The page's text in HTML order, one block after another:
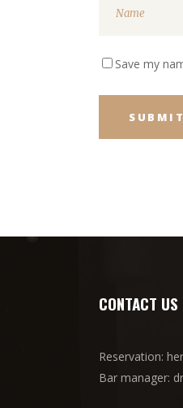
Save my
CONTACT US
Reservation:
Bar manager: